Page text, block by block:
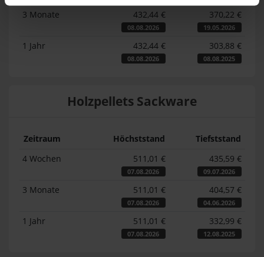
3 Monate 432,44 €
08.08.2026
370,22 €
19.05.2026
1 Jahr 432,44 €
08.08.2026
303,88 €
08.08.2025
Holzpellets Sackware
Zeitraum Höchststand
Tiefststand
4 Wochen
511,01 €
07.08.2026
435,59 €
09.07.2026
3 Monate 511,01 €
07.08.2026
404,57 €
04.06.2026
1 Jahr 511,01 €
07.08.2026
332,99 €
12.08.2025